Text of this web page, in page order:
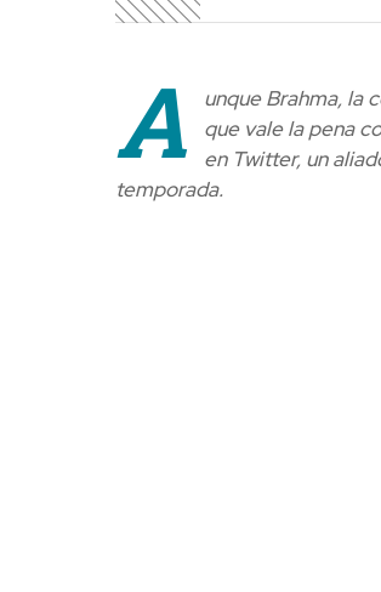
A
unque Brahma, la
que vale la pena
en Twitter, un
temporada.